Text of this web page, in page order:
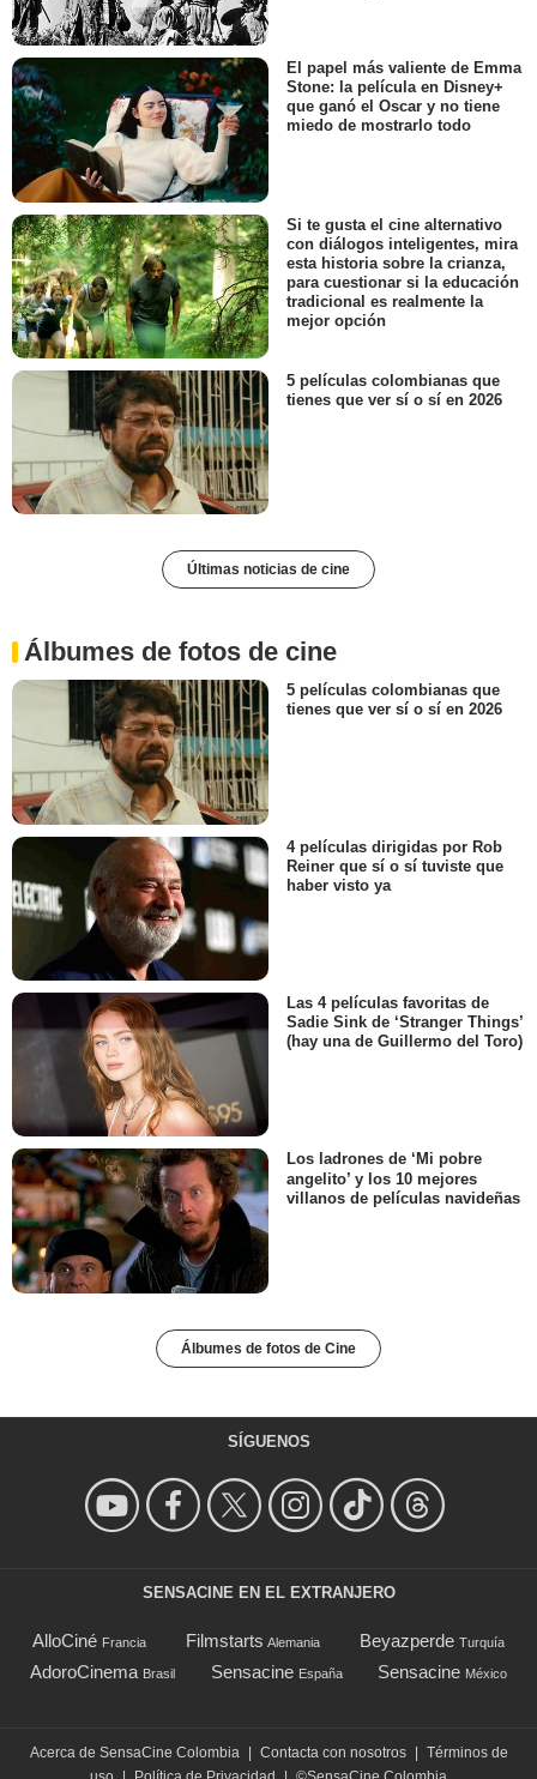
El papel más valiente de Emma
Stone: la película en Disney+
que ganó el Oscar y no tiene
miedo de mostrarlo todo
Si te gusta el cine alternativo
con diálogos inteligentes, mira
esta historia sobre la crianza,
para cuestionar si la educación
tradicional es realmente la
mejor opción
5 películas colombianas que
tienes que ver sí o sí en 2026
Últimas noticias de cine
Álbumes de fotos de cine
5 películas colombianas que
tienes que ver sí o sí en 2026
4 películas dirigidas por Rob
Reiner que sí o sí tuviste que
haber visto ya
Las 4 películas favoritas de
Sadie Sink de ‘Stranger Things’
(hay una de Guillermo del Toro)
Los ladrones de ‘Mi pobre
angelito’ y los 10 mejores
villanos de películas navideñas
Álbumes de fotos de Cine
SÍGUENOS
SENSACINE EN EL EXTRANJERO
AlloCiné Francia Filmstarts Alemania Beyazperde Turquía
AdoroCinema Brasil Sensacine España Sensacine México
Acerca de SensaCine Colombia | Contacta con nosotros | Términos de